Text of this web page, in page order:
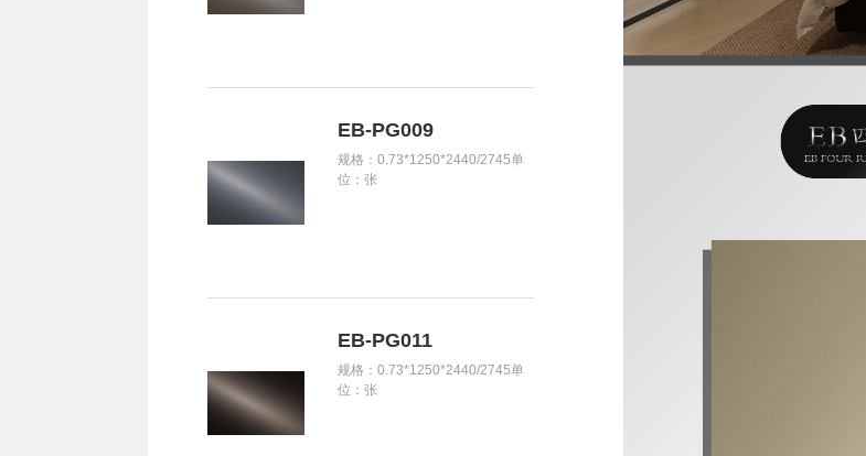
EB-PG009
规格：0.73*1250*2440/2745单
位：张
EB-PG011
规格：0.73*1250*2440/2745单
位：张